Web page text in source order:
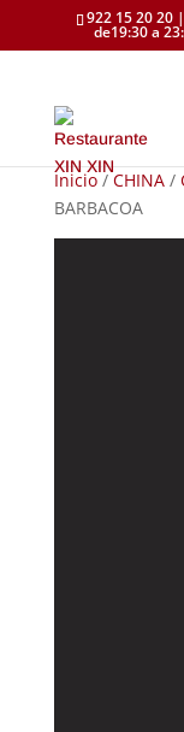
922 15 20 20
de19:30 a
Inicio/CHINA/
BARBACOA